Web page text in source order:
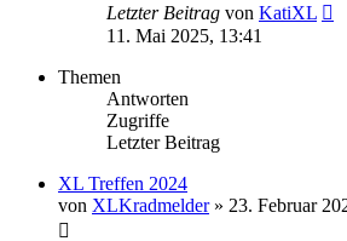
Letzter Beitrag von KatiXL
11. Mai 2025, 13:41
Themen
Antworten
Zugriffe
Letzter Beitrag
XL Treffen 2024
von XLKradmelder» 23. Februar